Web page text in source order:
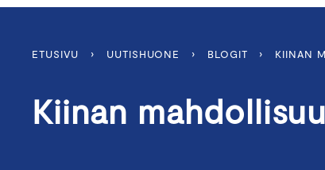
ETUSIVU › UUTISHUONE › BLOGIT › KIINAN
Kiinan